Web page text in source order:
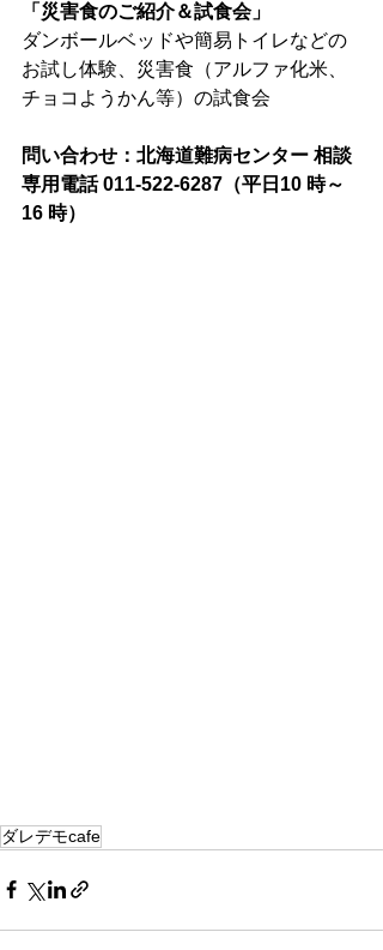
「災害食のご紹介＆試食会」
ダンボールベッドや簡易トイレなどの
お試し体験、災害食（アルファ化米、
チョコようかん等）の試食会
問い合わせ：北海道難病センター 相談
専用電話 011-522-6287（平日10 時～
16 時）
ダレデモcafe